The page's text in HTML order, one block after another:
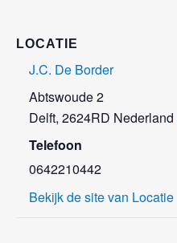
LOCATIE
J.C. De Border
Abtswoude 2
Delft, 2624RD Nederland
Telefoon
0642210442
Bekijk de site van Locatie